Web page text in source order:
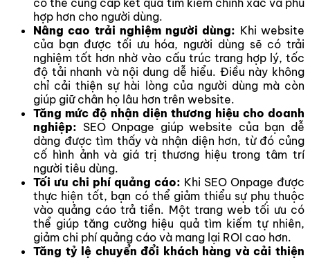
hợp hơn cho người dùng.
Nâng cao trải nghiệm người dùng: Khi website
của bạn được tối ưu hóa, người dùng sẽ có trải
nghiệm tốt hơn nhờ vào cấu trúc trang hợp lý, tốc
độ tải nhanh và nội dung dễ hiểu. Điều này không
chỉ cải thiện sự hài lòng của người dùng mà còn
giúp giữ chân họ lâu hơn trên website.
Tăng mức độ nhận diện thương hiệu cho doanh
nghiệp: SEO Onpage giúp website của bạn dễ
dàng được tìm thấy và nhận diện hơn, từ đó củng
cố hình ảnh và giá trị thương hiệu trong tâm trí
người tiêu dùng.
Tối ưu chi phí quảng cáo: Khi SEO Onpage được
thực hiện tốt, bạn có thể giảm thiểu sự phụ thuộc
vào quảng cáo trả tiền. Một trang web tối ưu có
thể giúp tăng cường hiệu quả tìm kiếm tự nhiên,
giảm chi phí quảng cáo và mang lại ROI cao hơn.
Tăng tỷ lệ chuyển đổi khách hàng và cải thiện